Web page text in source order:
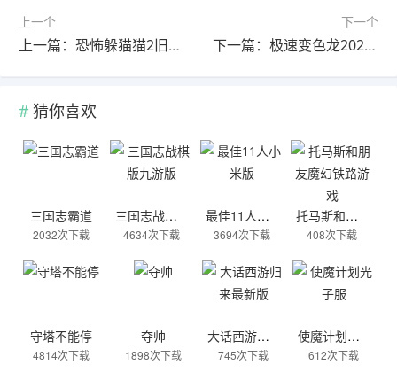
上一个
上一篇：恐怖躲猫猫2旧版本
下一个
下一篇：极速变色龙2026最新版
猜你喜欢
三国志霸道
2032次下载
三国志战棋版九游版
4634次下载
最佳11人小米版
3694次下载
托马斯和朋友魔幻铁路游戏
408次下载
守塔不能停
4814次下载
夺帅
1898次下载
大话西游归来最新版
745次下载
使魔计划光子服
612次下载